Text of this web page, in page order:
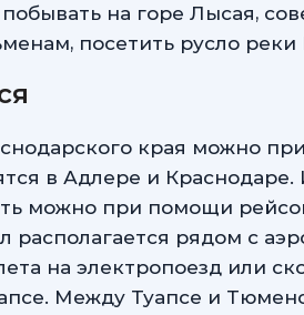
на горе Лысая,
посетить русло реки
края можно
в Адлере и Краснодаре.
можно при помощи
рядом с
на электропоезд или
Между Туапсе и